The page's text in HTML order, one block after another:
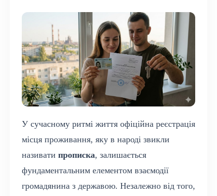
У сучасному ритмі життя офіційна реєстрація
місця проживання, яку в народі звикли
називати прописка, залишається
фундаментальним елементом взаємодії
громадянина з державою. Незалежно від того,